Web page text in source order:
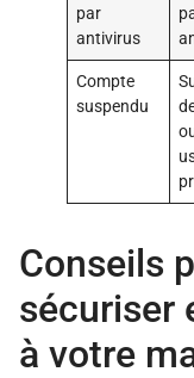
par
antivirus
Compte
suspendu
Conseils
sécuriser
à votre